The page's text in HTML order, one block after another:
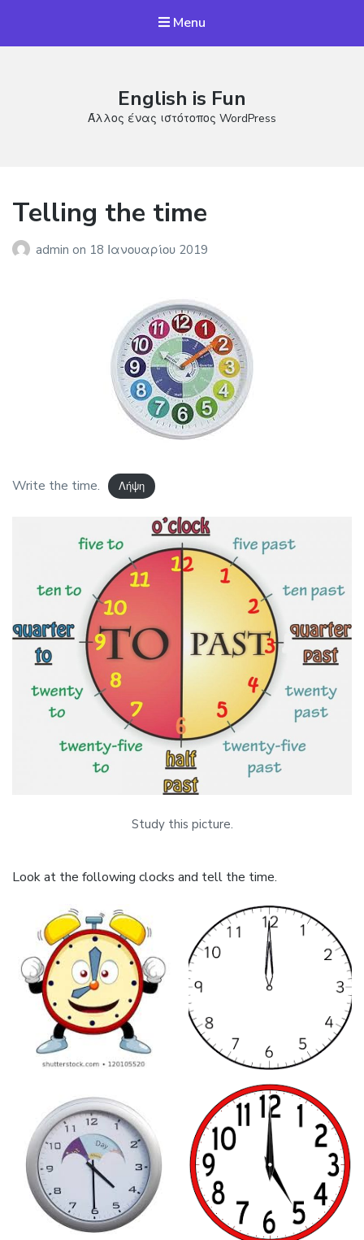
Menu
English is Fun
Άλλος ένας ιστότοπος WordPress
Telling the time
admin on 18 Ιανουαρίου 2019
Write the time. Λήψη
Study this picture.
Look at the following clocks and tell the time.